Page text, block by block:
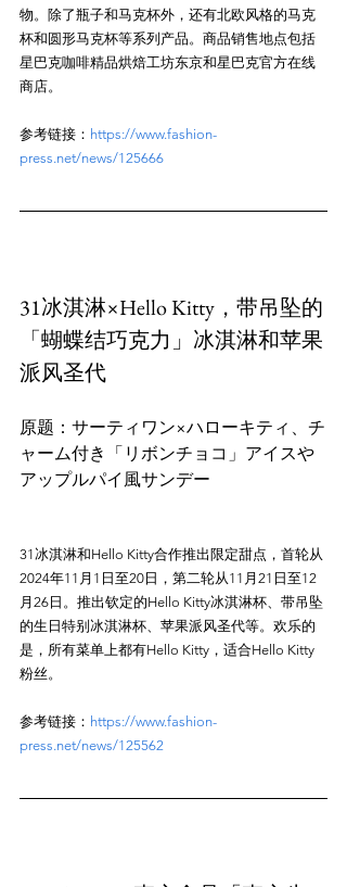
物。除了瓶子和马克杯外，还有北欧风格的马克
杯和圆形马克杯等系列产品。商品销售地点包括
星巴克咖啡精品烘焙工坊东京和星巴克官方在线
参考链接： https://www.fashion-
press.net/news/125666
31冰淇淋×Hello Kitty，带吊坠的
「蝴蝶结巧克力」冰淇淋和苹果
派风圣代
原题：サーティワン×ハローキティ、チ
ャーム付き「リボンチョコ」アイスや
31冰淇淋和Hello Kitty合作推出限定甜点，首轮从
2024年11月1日至20日，第二轮从11月21日至12
月26日。推出钦定的Hello Kitty冰淇淋杯、带吊坠
的生日特别冰淇淋杯、苹果派风圣代等。欢乐的
是，所有菜单上都有Hello Kitty，适合Hello Kitty
参考链接： https://www.fashion-
press.net/news/125562